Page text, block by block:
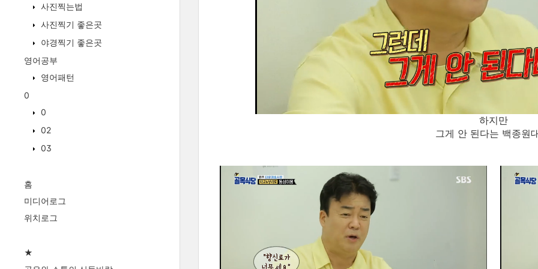
사진찍는법
사진찍기 좋은곳
야경찍기 좋은곳
영어공부
영어패턴
0
0
02
03
홈
미디어로그
위치로그
★
하지만
그게 안 된다는 백종원